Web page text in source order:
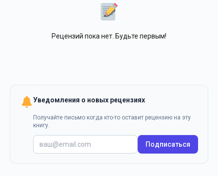
Рецензий пока нет. Будьте первым!
Уведомления о новых рецензиях
Получайте письмо когда кто-то оставит рецензию на эту
книгу.
Подписаться